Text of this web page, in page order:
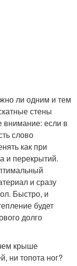
ли одним и тем
стены
внимание: если в
слово
как при
и перекрытий.
и сразу
Быстро, и
будет
долго
крыше
ни топота ног?